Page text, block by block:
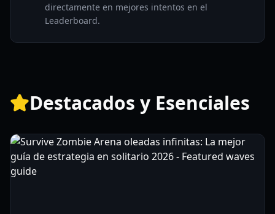
directamente en mejores intentos en el
Leaderboard.
Destacados y Esenciales